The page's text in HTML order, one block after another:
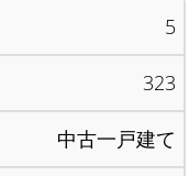
5
323
中古一戸建て